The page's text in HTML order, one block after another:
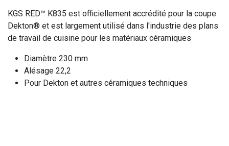
KGS RED™ K835 est officiellement accrédité pour la coupe
Dekton® et est largement utilisé dans l'industrie des plans
de travail de cuisine pour les matériaux céramiques
Diamètre 230 mm
Alésage 22,2
Pour Dekton et autres céramiques techniques